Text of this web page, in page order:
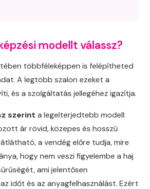
modellt válassz?
többféleképpen is felépítheted
A legtöbb szalon ezeket a
és a szolgáltatás jellegéhez igazítja.
szerint a legelterjedtebb modell:
ár rövid, közepes és hosszú
a vendég előre tudja, mire
hogy nem veszi figyelembe a haj
ami jelentősen
időt és az anyagfelhasználást. Ezért